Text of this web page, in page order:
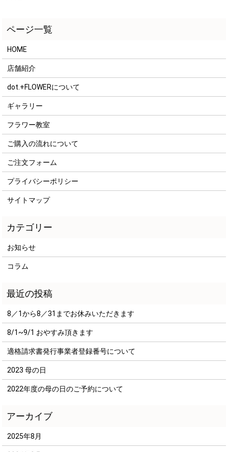
HOME
店舗紹介
dot.+FLOWERについて
ギャラリー
フラワー教室
ご購入の流れについて
ご注文フォーム
プライバシーポリシー
サイトマップ
お知らせ
コラム
8／1から8／31までお休みいただきます
8/1~9/1 おやすみ頂きます
適格請求書発行事業者登録番号について
2023 母の日
2022年度の母の日のご予約について
2025年8月